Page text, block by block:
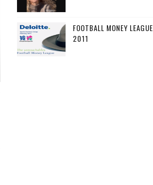
FOOTBALL MONEY LEAGUE
2011